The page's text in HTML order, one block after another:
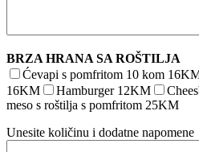
BRZA HRANA SA ROŠTILJA
Ćevapi s pomfritom 10 kom
16KM
Hamburger 12KM
meso s roštilja s pomfritom 25KM
Unesite količinu i dodatne napomene